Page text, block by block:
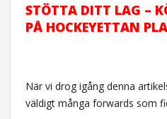
STÖTTA DITT LAG –
PÅ HOCKEYETTAN
När vi drog igång denna
väldigt många forwards som